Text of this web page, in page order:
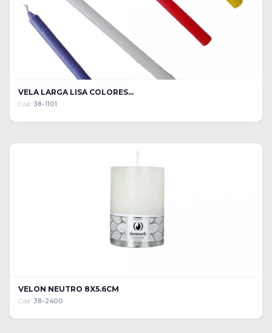
VELA LARGA LISA COLORES...
Cód: 38-1101
VELON NEUTRO 8X5.6CM
Cód: 38-2400